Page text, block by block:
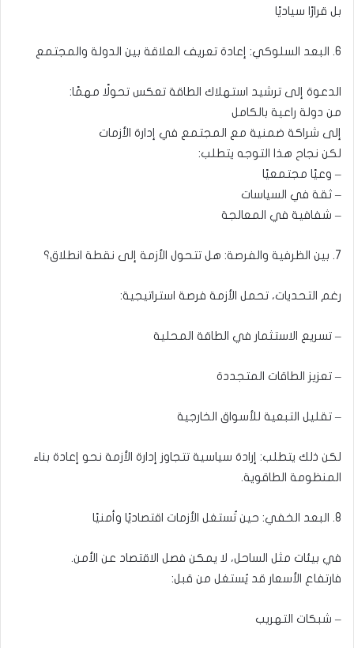
بل قرارًا سياديًا
6. البعد السلوكي: إعادة تعريف العلاقة بين الدولة والمجتمع
الدعوة إلى ترشيد استهلاك الطاقة تعكس تحولًا مهمًا:
من دولة راعية بالكامل
إلى شراكة ضمنية مع المجتمع في إدارة الأزمات
لكن نجاح هذا التوجه يتطلب:
– وعيًا مجتمعيًا
– ثقة في السياسات
– شفافية في المعالجة
7. بين الظرفية والفرصة: هل تتحول الأزمة إلى نقطة انطلاق؟
رغم التحديات، تحمل الأزمة فرصة استراتيجية:
– تسريع الاستثمار في الطاقة المحلية
– تعزيز الطاقات المتجددة
– تقليل التبعية للأسواق الخارجية
لكن ذلك يتطلب: إرادة سياسية تتجاوز إدارة الأزمة نحو إعادة بناء
المنظومة الطاقوية.
8. البعد الخفي: حين تُستغل الأزمات اقتصاديًا وأمنيًا
في بيئات مثل الساحل، لا يمكن فصل الاقتصاد عن الأمن.
فارتفاع الأسعار قد يُستغل من قبل:
– شبكات التهريب